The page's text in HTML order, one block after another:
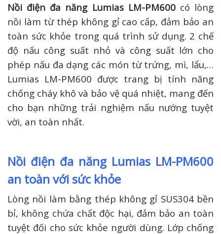
Nồi điện đa năng Lumias LM-PM600có lòng
nồi làm từ thép không gỉ cao cấp, đảm bảo an
toàn sức khỏe trong quá trình sử dụng. 2 chế
độ nấu công suất nhỏ và công suất lớn cho
phép nấu đa dạng các món từ trứng, mì, lẩu,…
Lumias LM-PM600 được trang bị tính năng
chống cháy khô và bảo vệ quá nhiệt, mang đến
cho bạn những trải nghiệm nấu nướng tuyệt
vời, an toàn nhất.
Nồi điện đa năng Lumias LM-PM600
an toàn với sức khỏe
Lòng nồi làm bằng thép không gỉ SUS304 bền
bỉ, không chứa chất độc hại, đảm bảo an toàn
tuyệt đối cho sức khỏe người dùng. Lớp chống